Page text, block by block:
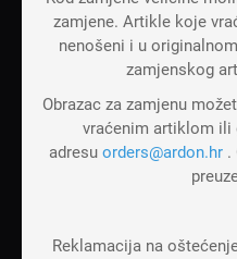
zamjene. Artikle koje
nenošeni i u
zamjenskog
Obrazac za zamjenu
vraćenim artiklom ili
adresu orders@ardon.hr.
Reklamacija na